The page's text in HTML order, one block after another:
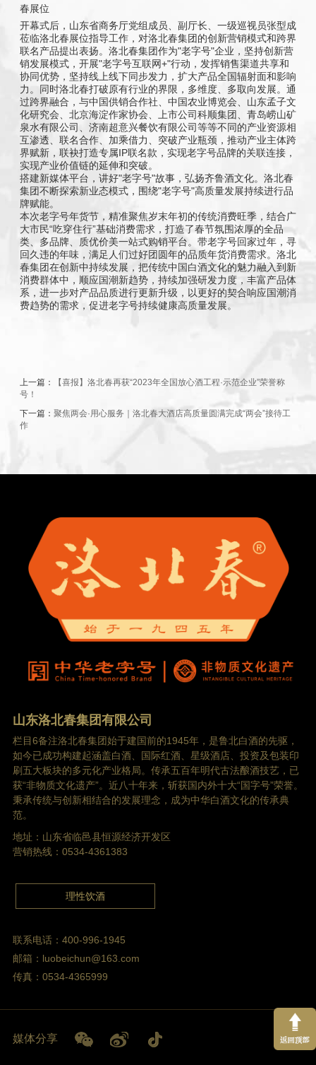
春展位
开幕式后，山东省商务厅党组成员、副厅长、一级巡视员张型成
莅临洛北春展位指导工作，对洛北春集团的创新营销模式和跨界
联名产品提出表扬。洛北春集团作为"老字号"企业，坚持创新营
销发展模式，开展"老字号互联网+"行动，发挥销售渠道共享和
协同优势，坚持线上线下同步发力，扩大产品全国辐射面和影响
力。同时洛北春打破原有行业的界限，多维度、多取向发展。通
过跨界融合，与中国供销合作社、中国农业博览会、山东孟子文
化研究会、北京海淀作家协会、上市公司科顺集团、青岛崂山矿
泉水有限公司、济南超意兴餐饮有限公司等等不同的产业资源相
互渗透、联名合作、加乘借力、突破产业瓶颈，推动产业主体跨
界赋新，联袂打造专属IP联名款，实现老字号品牌的关联连接，
实现产业价值链的延伸和突破。
搭建新媒体平台，讲好"老字号"故事，弘扬齐鲁酒文化。洛北春
集团不断探索新业态模式，围绕"老字号"高质量发展持续进行品
牌赋能。
本次老字号年货节，精准聚焦岁末年初的传统消费旺季，结合广
大市民“吃穿住行”基础消费需求，打造了春节氛围浓厚的全品
类、多品牌、质优价美一站式购销平台。带老字号回家过年，寻
回久违的年味，满足人们过好团圆年的品质年货消费需求。洛北
春集团在创新中持续发展，把传统中国白酒文化的魅力融入到新
消费群体中，顺应国潮新趋势，持续加强研发力度，丰富产品体
系，进一步对产品品质进行更新升级，以更好的契合响应国潮消
费趋势的需求，促进老字号持续健康高质量发展。
上一篇：
【喜报】洛北春再获“2023年全国放心酒工程·示范企业”荣誉称
号！
下一篇： 聚焦两会·用心服务｜洛北春大酒店高质量圆满完成“两会”接待工
作
山东洛北春集团有限公司
栏目6备注洛北春集团始于建国前的1945年，是鲁北白酒的先驱，
如今已成功构建起涵盖白酒、国际红酒、星级酒店、投资及包装印
刷五大板块的多元化产业格局。传承五百年明代古法酿酒技艺，已
获“非物质文化遗产”。近八十年来，斩获国内外十大“国字号”荣誉。
秉承传统与创新相结合的发展理念，成为中华白酒文化的传承典
范。
地址：山东省临邑县恒源经济开发区
营销热线：0534-4361383
理性饮酒
联系电话：400-996-1945
邮箱：luobeichun@163.com
传真：0534-4365999
媒体分享